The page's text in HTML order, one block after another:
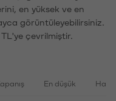
en yüksek ve en
görüntüleyebilirsiniz.
çevrilmiştir.
En düşük